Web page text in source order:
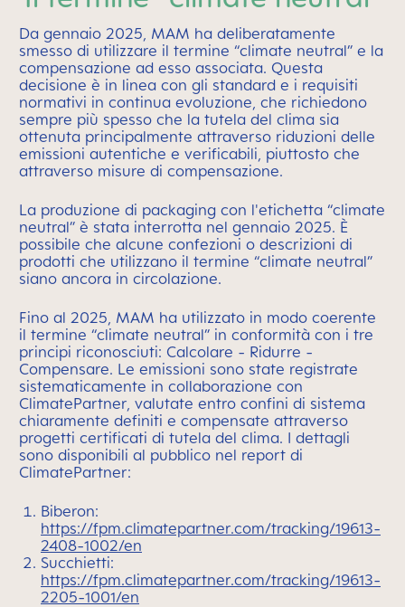
Da gennaio 2025, MAM ha deliberatamente
smesso di utilizzare il termine “climate neutral” e la
compensazione ad esso associata. Questa
decisione è in linea con gli standard e i requisiti
normativi in continua evoluzione, che richiedono
sempre più spesso che la tutela del clima sia
ottenuta principalmente attraverso riduzioni delle
emissioni autentiche e verificabili, piuttosto che
attraverso misure di compensazione.
La produzione di packaging con l'etichetta “climate
neutral” è stata interrotta nel gennaio 2025. È
possibile che alcune confezioni o descrizioni di
prodotti che utilizzano il termine “climate neutral”
siano ancora in circolazione.
Fino al 2025, MAM ha utilizzato in modo coerente
il termine “climate neutral” in conformità con i tre
principi riconosciuti: Calcolare - Ridurre -
Compensare. Le emissioni sono state registrate
sistematicamente in collaborazione con
ClimatePartner, valutate entro confini di sistema
chiaramente definiti e compensate attraverso
progetti certificati di tutela del clima. I dettagli
sono disponibili al pubblico nel report di
ClimatePartner:
Biberon:
https://fpm.climatepartner.com/tracking/19613-
2408-1002/en
Succhietti:
https://fpm.climatepartner.com/tracking/19613-
2205-1001/en